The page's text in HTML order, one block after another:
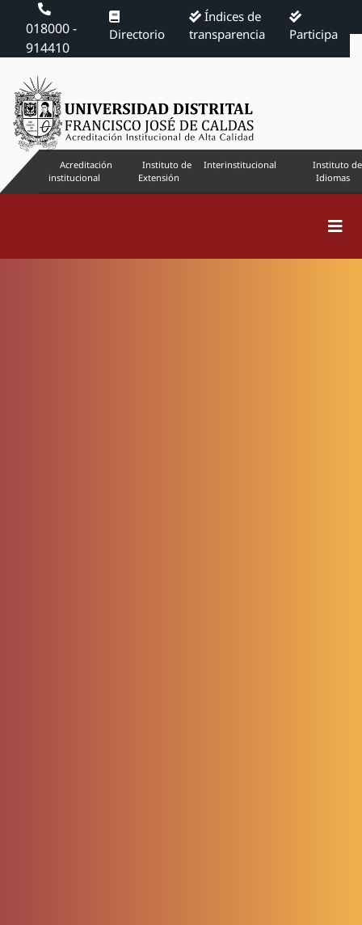
018000 -
914410
Directorio
Índices de
transparencia
Participa
Acreditación
institucional
Instituto de
Extensión
Interinstitucional
Instituto de
Idiomas